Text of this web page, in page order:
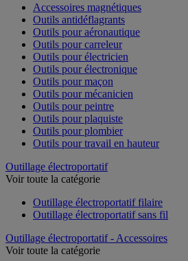
Accessoires magnétiques
Outils antidéflagrants
Outils pour aéronautique
Outils pour carreleur
Outils pour électricien
Outils pour électronique
Outils pour maçon
Outils pour mécanicien
Outils pour peintre
Outils pour plaquiste
Outils pour plombier
Outils pour travail en hauteur
Outillage électroportatif
Voir toute la catégorie
Outillage électroportatif filaire
Outillage électroportatif sans fil
Outillage électroportatif - Accessoires
Voir toute la catégorie